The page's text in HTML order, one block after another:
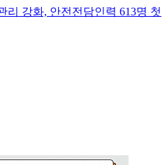
리 강화, 안전전담인력 613명 첫